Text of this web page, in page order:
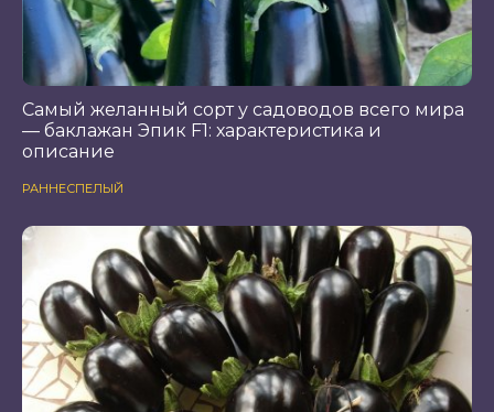
Самый желанный сорт у садоводов всего мира
— баклажан Эпик F1: характеристика и
описание
РАННЕСПЕЛЫЙ